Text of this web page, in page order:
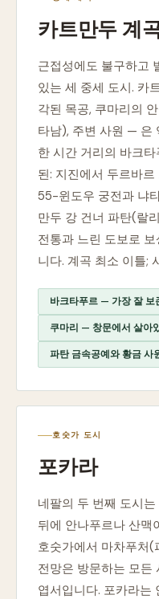
카트만두 계
근접성에도 불구하고
있는 세 중세 도시. 카
각된 목공, 쿠마리의
타남), 주변 사원 — 은
한 시간 거리의 바크타
된: 지진에서 두르바르
55-윈도우 궁전과 냐
만두 강 건너 파탄(랄
전통과 느린 도보로 보
니다. 계곡 최소 이틀;
바크타푸르 — 가장 잘 보
쿠마리 — 창문에서 살아
파탄 금속공예와 황금 사
호숫가 도시
포카라
네팔의 두 번째 도시는
뒤에 안나푸르나 산맥
호숫가에서 마차푸처(
전망은 방문하는 모든
엽서입니다. 포카라는